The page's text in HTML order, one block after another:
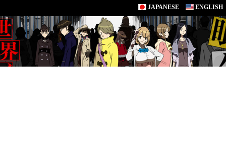
JAPANESE ENGLISH